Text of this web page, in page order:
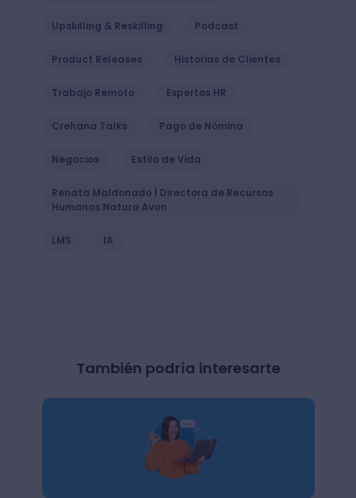
Upskilling & Reskilling Podcast
Product Releases Historias de Clientes
Trabajo Remoto Expertos HR
Crehana Talks Pago de Nómina
Negocios Estilo de Vida
Renata Maldonado | Directora de Recursos
Humanos Natura Avon
LMS IA
También podría interesarte